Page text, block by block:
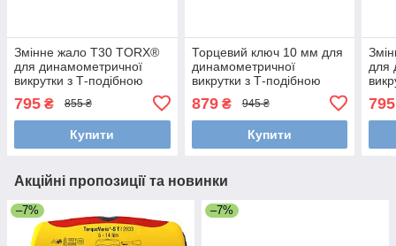
Змінне жало T30 TORX®
для динамометричної
викрутки з Т-подібною
ручкою TorqueVario®-ST
electric Wiha 38935
795 ₴ 855 ₴
Купити
Торцевий ключ 10 мм для
динамометричної
викрутки з Т-подібною
ручкою TorqueVario®-ST
electric Wiha 38928
879₴ 945 ₴
Купити
для
795
Акційні пропозиції та новинки
–7% –7%